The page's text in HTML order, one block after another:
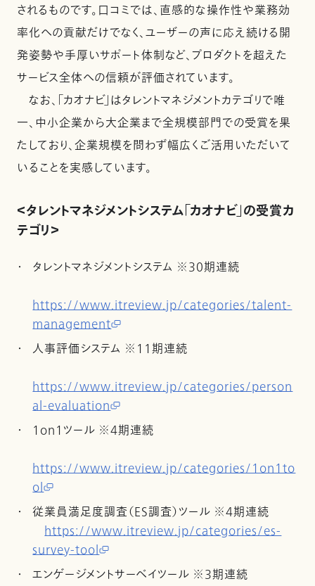
されるものです。口コミでは、直感的な操作性や業務効
率化への貢献だけでなく、ユーザーの声に応え続ける開
発姿勢や手厚いサポート体制など、プロダクトを超えた
サービス全体への信頼が評価されています。
なお、「カオナビ」はタレントマネジメントカテゴリで唯
一、中小企業から大企業まで全規模部門での受賞を果
たしており、企業規模を問わず幅広くご活用いただいて
いることを実感しています。
＜タレントマネジメントシステム「カオナビ」の受賞カ
テゴリ＞
タレントマネジメントシステム ※30期連続
https://www.itreview.jp/categories/talent-
management
人事評価システム ※11期連続
https://www.itreview.jp/categories/person
al-evaluation
1on1ツール ※4期連続
https://www.itreview.jp/categories/1on1to
ol
従業員満足度調査（ES調査）ツール ※4期連続
https://www.itreview.jp/categories/es-
survey-tool
エンゲージメントサーベイツール ※3期連続